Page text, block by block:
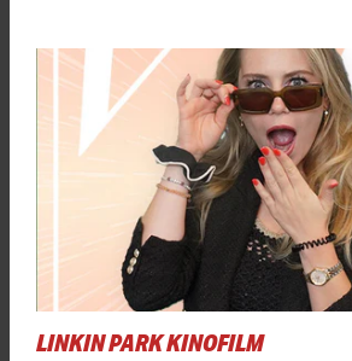
LINKIN PARK KINOFILM